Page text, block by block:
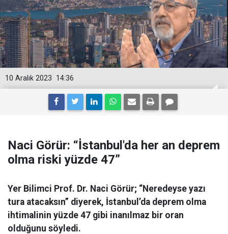
14:36
10 Aralık 2023
Naci Görür: “İstanbul'da her an deprem
olma riski yüzde 47”
Yer Bilimci Prof. Dr. Naci Görür; “Neredeyse yazı
tura atacaksın” diyerek, İstanbul’da deprem olma
ihtimalinin yüzde 47 gibi inanılmaz bir oran
olduğunu söyledi.